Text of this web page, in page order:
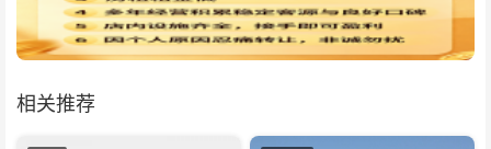
相关推荐